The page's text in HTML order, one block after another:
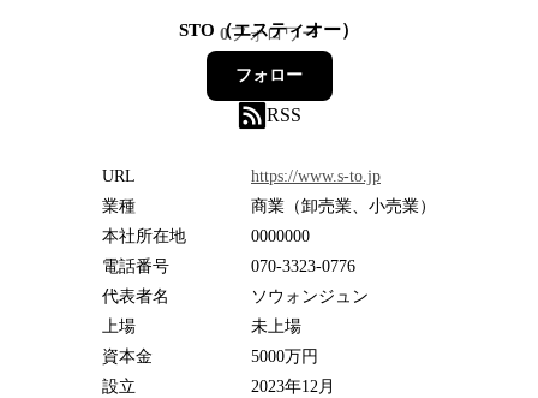
STO（エスティオー）
0フォロワー
フォロー
RSS
URL
https://www.s-to.jp
業種
商業（卸売業、小売業）
本社所在地
0000000
電話番号
070-3323-0776
代表者名
ソウォンジュン
上場
未上場
資本金
5000万円
設立
2023年12月